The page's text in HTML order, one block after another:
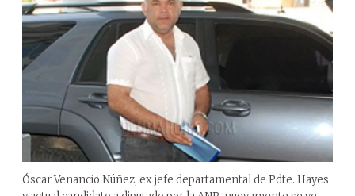
Óscar Venancio Núñez, ex jefe departamental de Pdte. Hayes